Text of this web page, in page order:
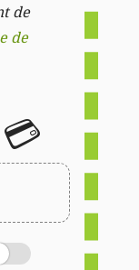
de
de
💳